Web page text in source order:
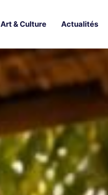
Art & Culture Actualités